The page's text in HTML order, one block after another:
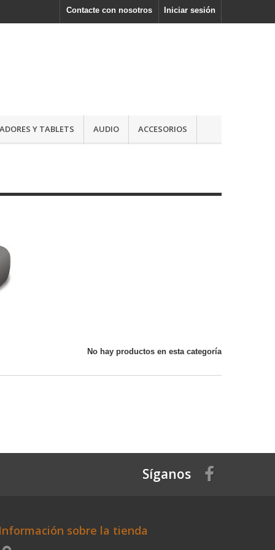
Iniciar sesión
Contacte con nosotros
Y TABLETS AUDIO ACCESORIOS
No hay productos en esta categoría
Síganos
sobre la tienda